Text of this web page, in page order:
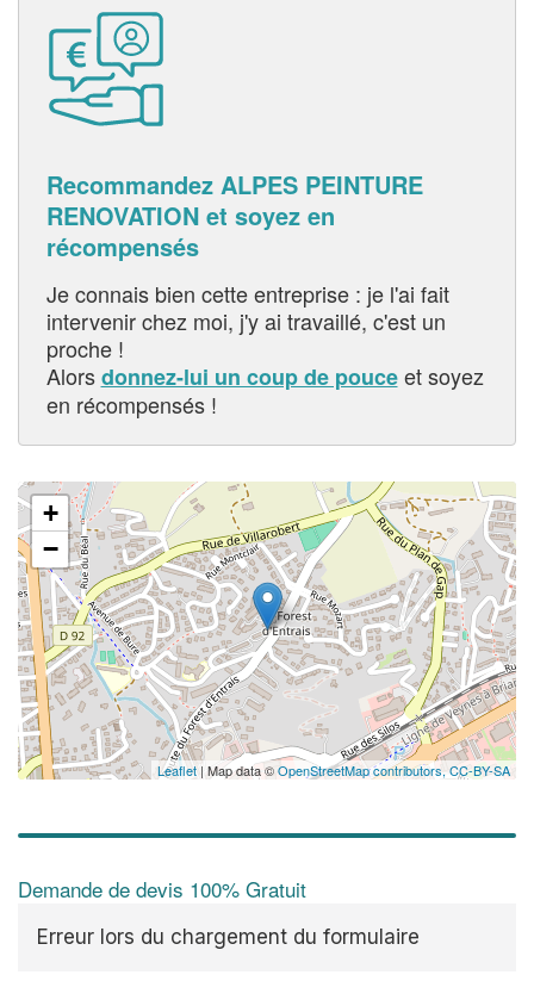
Recommandez ALPES PEINTURE
RENOVATION et soyez en
récompensés
Je connais bien cette entreprise : je l'ai fait
intervenir chez moi, j'y ai travaillé, c'est un
proche !
Alorsdonnez-lui un coup de pouceet soyez
en récompensés !
+
−
Leaflet| Map data ©OpenStreetMap contributors,CC-BY-SA
Demande de devis 100% Gratuit
Erreur lors du chargement du formulaire